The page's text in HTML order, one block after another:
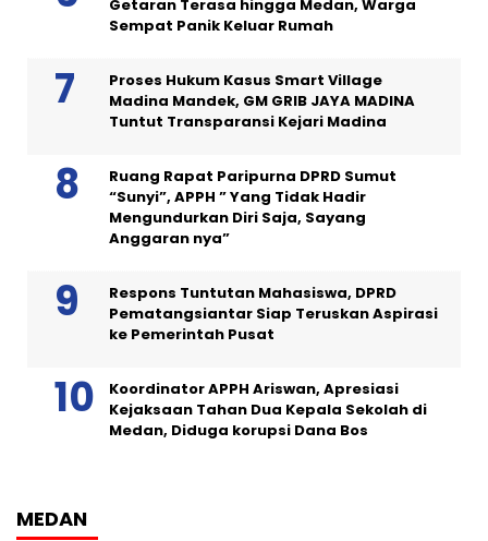
Getaran Terasa hingga Medan, Warga
Sempat Panik Keluar Rumah
Proses Hukum Kasus Smart Village
Madina Mandek, GM GRIB JAYA MADINA
Tuntut Transparansi Kejari Madina
Ruang Rapat Paripurna DPRD Sumut
“Sunyi”, APPH ” Yang Tidak Hadir
Mengundurkan Diri Saja, Sayang
Anggaran nya”
Respons Tuntutan Mahasiswa, DPRD
Pematangsiantar Siap Teruskan Aspirasi
ke Pemerintah Pusat
Koordinator APPH Ariswan, Apresiasi
Kejaksaan Tahan Dua Kepala Sekolah di
Medan, Diduga korupsi Dana Bos
MEDAN